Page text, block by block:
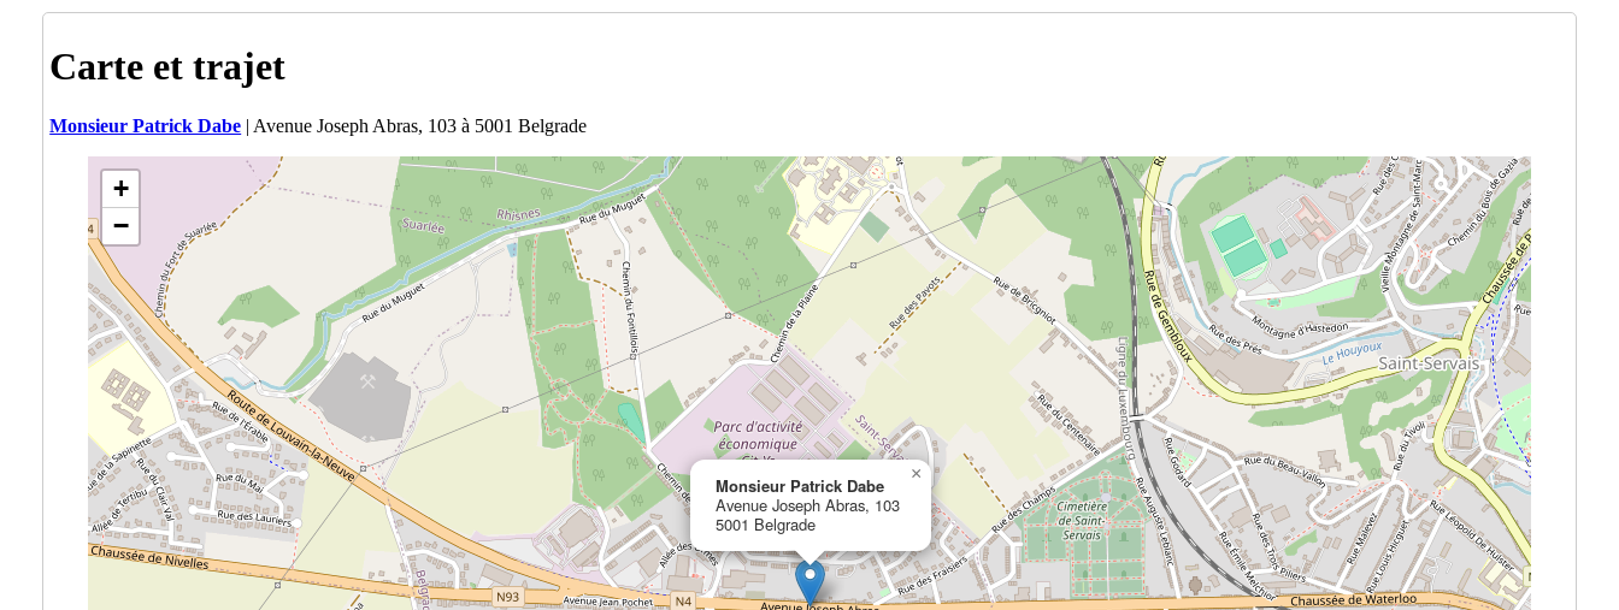
Carte et trajet
Monsieur Patrick Dabe | Avenue Joseph Abras, 103 à 5001 Belgrade
Monsieur Patrick Dabe
Avenue Joseph Abras, 103
5001 Belgrade
×
+
−